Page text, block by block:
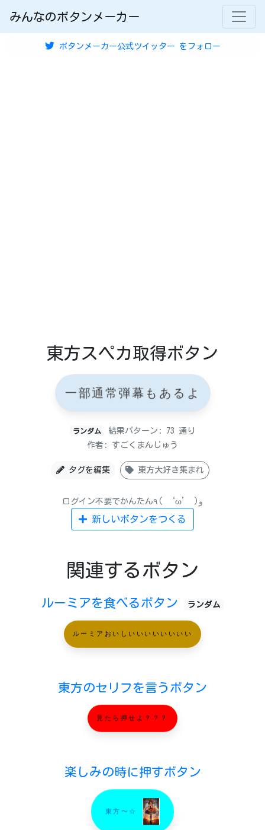
みんなのボタンメーカー
ボタンメーカー公式ツイッター をフォロー
東方スペカ取得ボタン
一部通常弾幕もあるよ
ランダム
結果パターン: 73 通り
作者: すごくまんじゅう
タグを編集 東方大好き集まれ
ログイン不要でかんたん٩( ‘ω’ )و
新しいボタンをつくる
関連するボタン
ルーミアを食べるボタン ランダム
ルーミアおいしいいいいいいいい
東方のセリフを言うボタン
見たら押せよ？？？
楽しみの時に押すボタン
東方〜☆